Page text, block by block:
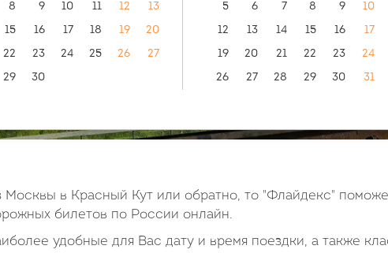
Москвы в Красный Кут или обратно, то "Флайдекс"
билетов по России онлайн.
удобные для Вас дату и время поездки, а также
8 9 10 11 12
13
15 16 17 18 19
20
22 23 24 25 26
27
29 30
5
6 7 8 9
10
12
13 14 15 16
17
19
20 21 22 23
24
26
27 28 29 30 31